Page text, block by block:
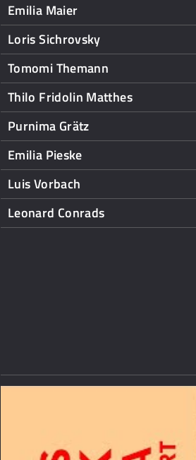
Emilia Maier
Loris Sichrovsky
Tomomi Themann
Thilo Fridolin Matthes
Purnima Grätz
Emilia Pieske
Luis Vorbach
Leonard Conrads